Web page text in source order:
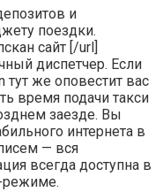
и
поездки.
сайт [/url]
диспетчер. Если
тут же оповестит вас
время подачи такси
заезде. Вы
интернета в
— вся
всегда доступна в
режиме.